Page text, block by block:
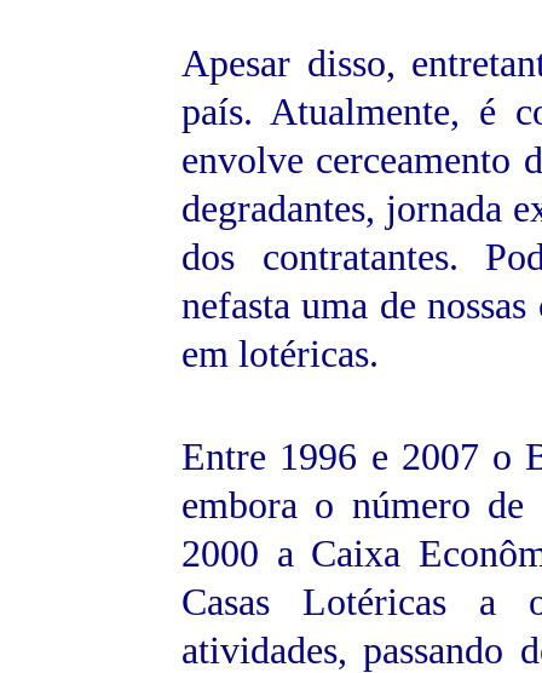
Apesar disso,
país. Atualmente, é
envolve cerceamento
degradantes, jornada
dos contratantes.
nefasta uma de
em lotéricas.
Entre 1996 e 2007 o
embora o número de
2000 a Caixa
Casas Lotéricas a
atividades, passando